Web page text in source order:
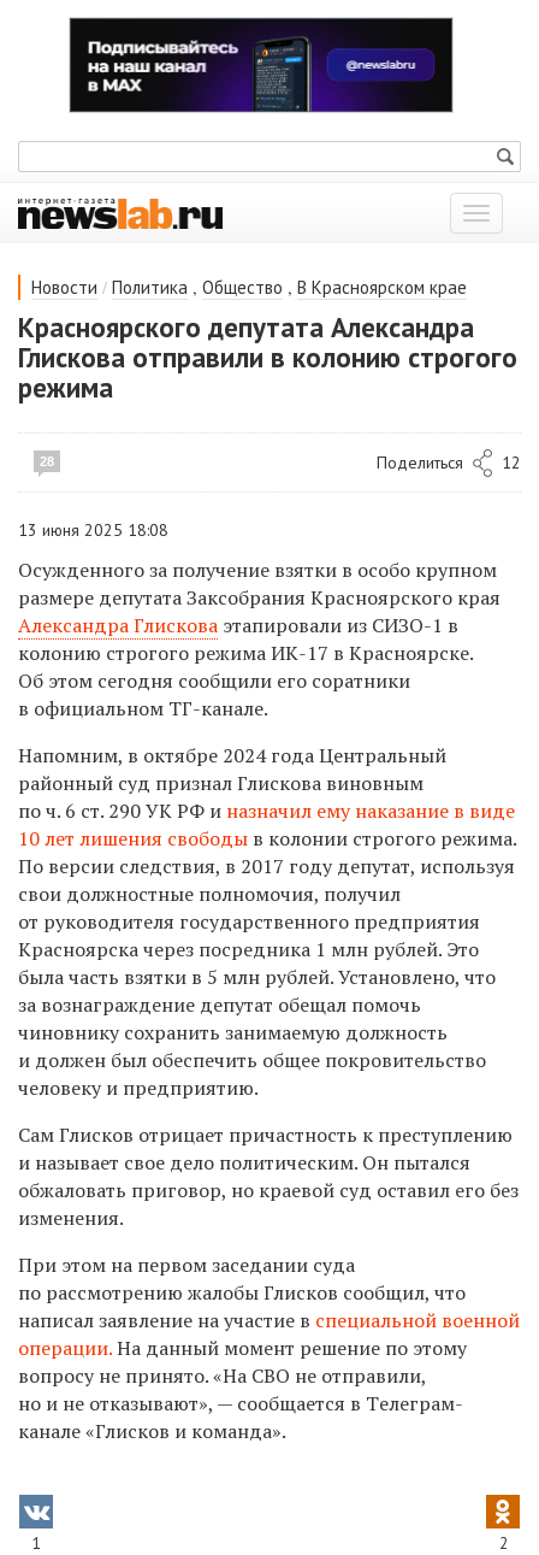
Показать
меню
Новости / Политика , Общество , В Красноярском крае
Красноярского депутата Александра
Глискова отправили в колонию строгого
режима
28 Поделиться 12
13 июня 2025 18:08
Осужденного за получение взятки в особо крупном
размере депутата Заксобрания Красноярского края
Александра Глискова этапировали из СИЗО-1 в
колонию строгого режима ИК-17 в Красноярске.
Об этом сегодня сообщили его соратники
в официальном ТГ-канале.
Напомним, в октябре 2024 года Центральный
районный суд признал Глискова виновным
по ч. 6 ст. 290 УК РФ и назначил ему наказание в виде
10 лет лишения свободы в колонии строгого режима.
По версии следствия, в 2017 году депутат, используя
свои должностные полномочия, получил
от руководителя государственного предприятия
Красноярска через посредника 1 млн рублей. Это
была часть взятки в 5 млн рублей. Установлено, что
за вознаграждение депутат обещал помочь
чиновнику сохранить занимаемую должность
и должен был обеспечить общее покровительство
человеку и предприятию.
Сам Глисков отрицает причастность к преступлению
и называет свое дело политическим. Он пытался
обжаловать приговор, но краевой суд оставил его без
изменения.
При этом на первом заседании суда
по рассмотрению жалобыГлисков сообщил, что
написал заявление на участие в специальной военной
операции.На данный момент решение по этому
вопросу не принято. «На СВО не отправили,
но и не отказывают», — сообщается в Tелеграм-
канале «Глисков и команда».
1 2